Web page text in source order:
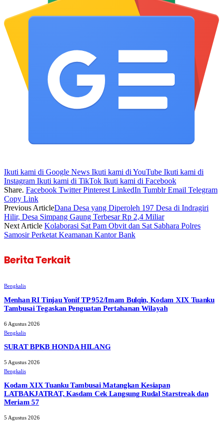
Ikuti kami di Google News Ikuti kami di YouTube Ikuti kami di
Instagram Ikuti kami di TikTok Ikuti kami di Facebook
Share. Facebook Twitter Pinterest LinkedIn Tumblr Email Telegram
Copy Link
Previous ArticleDana Desa yang Diperoleh 197 Desa di Indragiri
Hilir, Desa Simpang Gaung Terbesar Rp 2,4 Miliar
Next Article Kolaborasi Sat Pam Obvit dan Sat Sabhara Polres
Samosir Perketat Keamanan Kantor Bank
Berita Terkait
Bengkalis
Menhan RI Tinjau Yonif TP 952/Imam Bulqin, Kodam XIX Tuanku
Tambusai Tegaskan Penguatan Pertahanan Wilayah
6 Agustus 2026
Bengkalis
SURAT BPKB HONDA HILANG
5 Agustus 2026
Bengkalis
Kodam XIX Tuanku Tambusai Matangkan Kesiapan
LATBAKJATRAT, Kasdam Cek Langsung Rudal Starstreak dan
Meriam 57
5 Agustus 2026